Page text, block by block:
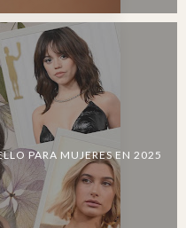
PARA MUJERES EN 2025